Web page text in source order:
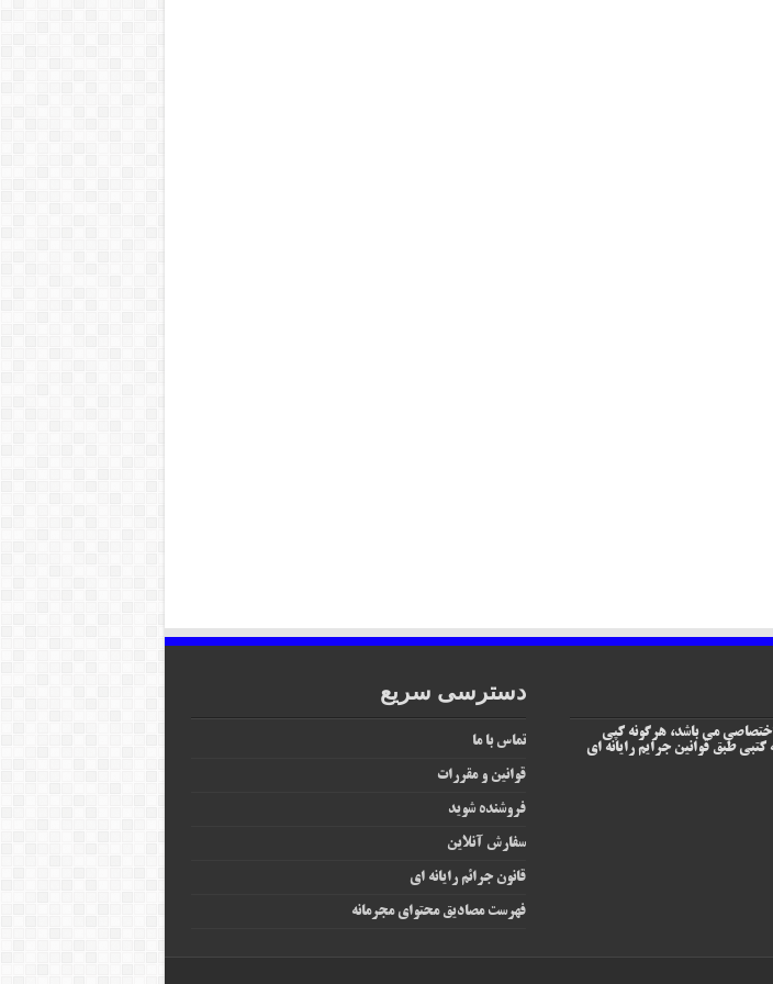
می باشد، هرگونه کپی
طبق قوانین جرایم رایانه ای
دسترسی سریع
تماس با ما
قوانین و مقررات
فروشنده شوید
سفارش آنلاین
قانون جرائم رایانه‌ ای
فهرست مصادیق محتوای مجرمانه